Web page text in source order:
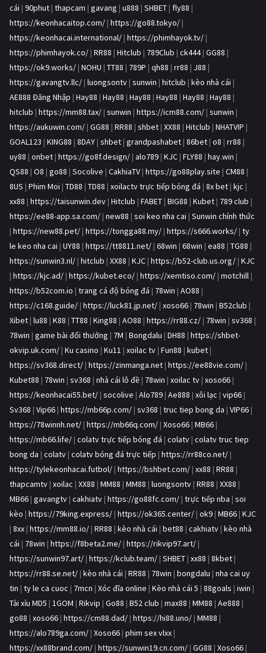
cái | 90phut | thapcam | gavang | u888 | SHBET | fly88 |
https://keonhacaitop.com/ | https://go88.tokyo/ |
https://keonhacai.international/ | https://phimhayok.tv/ |
https://phimhayok.co/ | RR88 | Hitclub | 789Club | ck444| GG88 |
https://ok9.works/ | NOHU | TT88 | 789P | qh88 | rr88 | J88 |
https://gavangtv.llc/ | luongsontv | sunwin | hitclub | kèo nhà cái |
AE888 Đăng Nhập | Hay88 | Hay88 | Hay88 | Hay88 | Hay88 | Hay88 |
hitclub | https://mm88.tax/ | sunwin | https://icm88.com/ | sunwin |
https://aukuwin.com/ | GG88 | RR88 | shbet | XX88 | Hitclub | NHATVIP |
GOAL123 | KING88 | 8DAY | shbet | grandpashabet | 86bet | o8 | rr88 |
uy88 | onbet | https://go8f.design/ | alo789 | KJC | FLY88 | hay.win |
QS88 | O8 | go88 | Socolive | CakhiaTV | https://go88play.site | CM88 |
8US | Phim Moi | TD88 | TD88 | xoilactv trực tiếp bóng đá | 8x bet | kjc |
xx88 | https://taisunwin.dev | Hitclub | FABET | BIG88 | Kubet | 789 club |
https://ee88-app.sa.com/ | new88 | soi keo nha cai | Sunwin chính thức
| https://new88.pet/ | https://tongga88.my/ | https://s666.works/ | ty
le keo nha cai | UY88 | https://tt8811.net/ | 68win | 68win | ea88 | TG88 |
https://sunwin3.nl/ | hitclub | XX88 | KJC | https://b52-club.us.org/ | KJC
| https://kjc.ad/ | https://kubet.eco/ | https://xemtiso.com/ | motchill |
https://b52com.io | trang cá độ bóng đá | 78win | AO88 |
https://c168.guide/ | https://luck81.jp.net/ | xoso66 | 78win | B52club |
Xibet | lu88 | K88 | TT88 | King88 | AO88 | https://rr88.cz/ | 78win | sv368 |
78win | game bài đổi thưởng | 7M | Bongdalu | DH88 | https://shbet-
okvip.uk.com/ | Ku casino | Ku11 | xoilac tv | Fun88 | kubet |
https://sv368.direct/ | https://zinmanga.net | https://ee88vie.com/ |
Kubet88 | 78win | sv368 | nhà cái lô đề | 78win | xoilac tv | xoso66 |
https://keonhacai55.bet/ | socolive | Alo789 | Ae888 | xôi lạc | vip66 |
Sv368 | Vip66 | https://mb66p.com/ | sv368 | truc tiep bong da | VIP66 |
https://78winnh.net/ | https://mb66q.com/ | Xoso66 | MB66 |
https://mb66.life/ | colatv trực tiếp bóng đá | colatv | colatv truc tiep
bong da | colatv | colatv bóng đá trực tiếp | https://rr88co.net/ |
https://tylekeonhacai.futbol/ | https://bshbet.com/ | xx88 | RR88 |
thapcamtv | xoilac | XX88 | MM88 | MM88 | luongsontv | RR88 | XX88 |
MB66 | gavangtv | cakhiatv | https://go88fc.com/ | trực tiếp nba | soi
kèo | https://79king.express/ | https://ok365.center/ | ok9 | MB66 | KJC
| 8xx | https://mm88.io/ | RR88 | kèo nhà cái | bet88 | cakhiatv | kèo nhà
cái | 78win | https://f8beta2.me/ | https://rikvip97.art/ |
https://sunwin97.art/ | https://kclub.team/ | SHBET | xx88 | 8kbet |
https://rr88.se.net/ | kèo nhà cái | RR88 | 78win | bongdalu | nha cai uy
tin | ty le ca cuoc | 7mcn | Xóc đĩa online | Kèo nhà cái 5 | 88goals | iwin |
Tài xỉu MD5 | 1GOM | Rikvip | Go88 | B52 club | max88 | MM88 | Ae888 |
go88 | xoso66 | https://cm88.dad/ | https://hi88.uno/ | MM88 |
https://alo789ga.com/ | Xoso66 | phim sex vlxx |
https://xx88brand.com/ | https://sunwin19.cn.com/ | GG88 | Xoso66 |